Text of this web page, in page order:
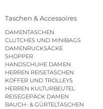
Taschen & Accessoires
DAMENTASCHEN
CLUTCHES UND MINIBAGS
DAMENRUCKSÄCKE
SHOPPER
HANDSCHUHE DAMEN
HERREN REISETASCHEN
KOFFER UND TROLLEYS
HERREN KULTURBEUTEL
REISEGEPÄCK DAMEN
BAUCH- & GÜRTELTASCHEN